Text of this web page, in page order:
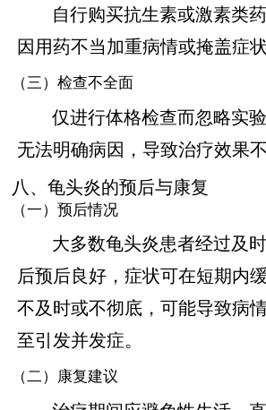
自行购买抗生素或激素类
因用药不当加重病情或掩盖症
（三）检查不全面
仅进行体格检查而忽略实
无法明确病因，导致治疗效果不
八、龟头炎的预后与康复
（一）预后情况
大多数龟头炎患者经过及
后预后良好，症状可在短期内
不及时或不彻底，可能导致病
至引发并发症。
（二）康复建议